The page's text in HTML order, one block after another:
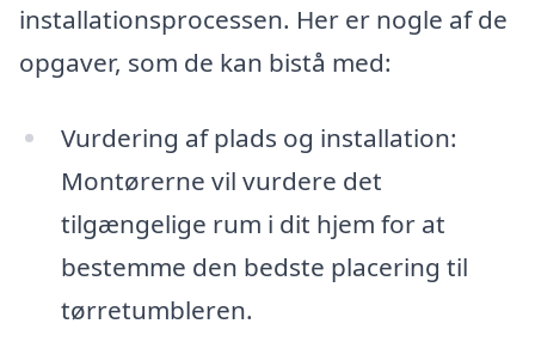
installationsprocessen. Her er nogle af de
opgaver, som de kan bistå med:
Vurdering af plads og installation:
Montørerne vil vurdere det
tilgængelige rum i dit hjem for at
bestemme den bedste placering til
tørretumbleren.